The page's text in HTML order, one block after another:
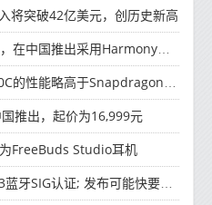
将突破42亿美元，创历史新高
采用HarmonyOS 2.0的智能家居产品
性能略高于Snapdragon 765G
推出，起价为16,999元
FreeBuds Studio耳机
SIG认证; 发布可能快要结束了